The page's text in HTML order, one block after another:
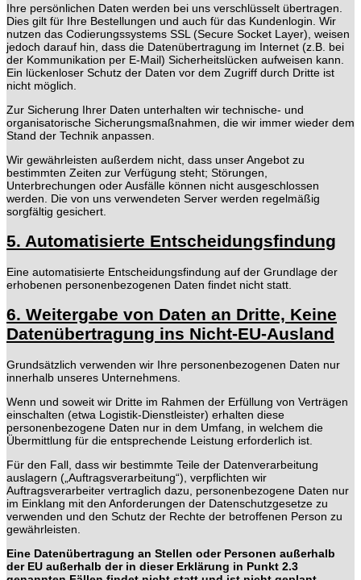
Ihre persönlichen Daten werden bei uns verschlüsselt übertragen.
Dies gilt für Ihre Bestellungen und auch für das Kundenlogin. Wir
nutzen das Codierungssystems SSL (Secure Socket Layer), weisen
jedoch darauf hin, dass die Datenübertragung im Internet (z.B. bei
der Kommunikation per E-Mail) Sicherheitslücken aufweisen kann.
Ein lückenloser Schutz der Daten vor dem Zugriff durch Dritte ist
nicht möglich.
Zur Sicherung Ihrer Daten unterhalten wir technische- und
organisatorische Sicherungsmaßnahmen, die wir immer wieder dem
Stand der Technik anpassen.
Wir gewährleisten außerdem nicht, dass unser Angebot zu
bestimmten Zeiten zur Verfügung steht; Störungen,
Unterbrechungen oder Ausfälle können nicht ausgeschlossen
werden. Die von uns verwendeten Server werden regelmäßig
sorgfältig gesichert.
5. Automatisierte Entscheidungsfindung
Eine automatisierte Entscheidungsfindung auf der Grundlage der
erhobenen personenbezogenen Daten findet nicht statt.
6. Weitergabe von Daten an Dritte, Keine
Datenübertragung ins Nicht-EU-Ausland
Grundsätzlich verwenden wir Ihre personenbezogenen Daten nur
innerhalb unseres Unternehmens.
Wenn und soweit wir Dritte im Rahmen der Erfüllung von Verträgen
einschalten (etwa Logistik-Dienstleister) erhalten diese
personenbezogene Daten nur in dem Umfang, in welchem die
Übermittlung für die entsprechende Leistung erforderlich ist.
Für den Fall, dass wir bestimmte Teile der Datenverarbeitung
auslagern („Auftragsverarbeitung“), verpflichten wir
Auftragsverarbeiter vertraglich dazu, personenbezogene Daten nur
im Einklang mit den Anforderungen der Datenschutzgesetze zu
verwenden und den Schutz der Rechte der betroffenen Person zu
gewährleisten.
Eine Datenübertragung an Stellen oder Personen außerhalb
der EU außerhalb der in dieser Erklärung in Punkt 2.3